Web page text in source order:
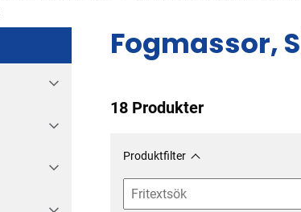
Fogmassor,
18 Produkter
Produktfilter